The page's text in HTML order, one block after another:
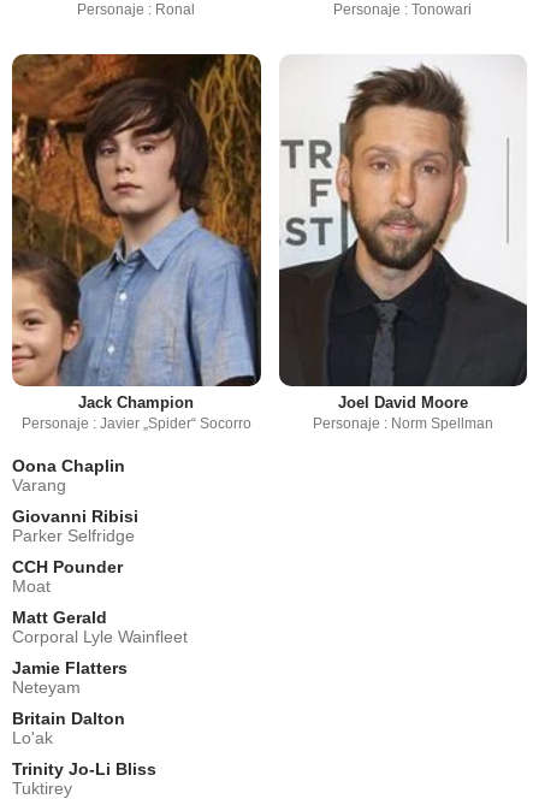
Personaje : Ronal Personaje : Tonowari
Jack Champion
Personaje : Javier „Spider“ Socorro
Joel David Moore
Personaje : Norm Spellman
Oona Chaplin
Varang
Giovanni Ribisi
Parker Selfridge
CCH Pounder
Moat
Matt Gerald
Corporal Lyle Wainfleet
Jamie Flatters
Neteyam
Britain Dalton
Lo'ak
Trinity Jo-Li Bliss
Tuktirey